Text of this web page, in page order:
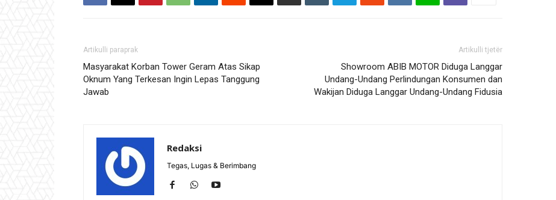
Artikulli paraprak
Masyarakat Korban Tower Geram Atas Sikap
Oknum Yang Terkesan Ingin Lepas Tanggung
Jawab
Artikulli tjetër
Showroom ABIB MOTOR Diduga Langgar
Undang-Undang Perlindungan Konsumen dan
Wakijan Diduga Langgar Undang-Undang Fidusia
Redaksi
Tegas, Lugas & Berimbang